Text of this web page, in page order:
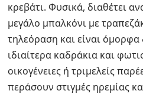
κρεβάτι. Φυσικά, διαθέτει
μεγάλο μπαλκόνι με
τηλεόραση και είναι
ιδιαίτερα καδράκια και
οικογένειες ή τριμελείς
περάσουν στιγμές ηρεμίας